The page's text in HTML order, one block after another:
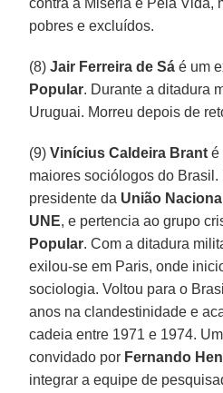
pobres e excluídos.
(8)Jair Ferreira de Sá é um
Popular. Durante a ditadura
Uruguai. Morreu depois de
(9)Vinícius Caldeira Brant é
maiores sociólogos do Brasil.
presidente da União
UNE, e pertencia ao grupo
Popular. Com a ditadura
exilou-se em Paris, onde
sociologia. Voltou para o
anos na clandestinidade e
cadeia entre 1971 e 1974.
convidado por Fernando
integrar a equipe de